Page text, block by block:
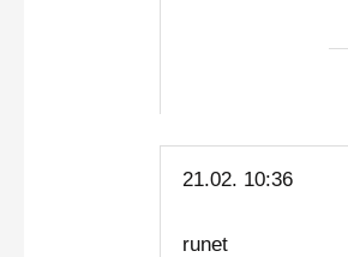
21.02. 10:36
runet